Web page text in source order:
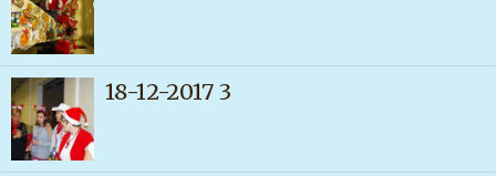
Contact
18-12-2017 3